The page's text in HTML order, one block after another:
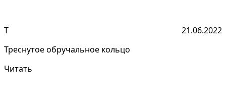
Т
21.06.2022
Треснутое обручальное кольцо
Читать